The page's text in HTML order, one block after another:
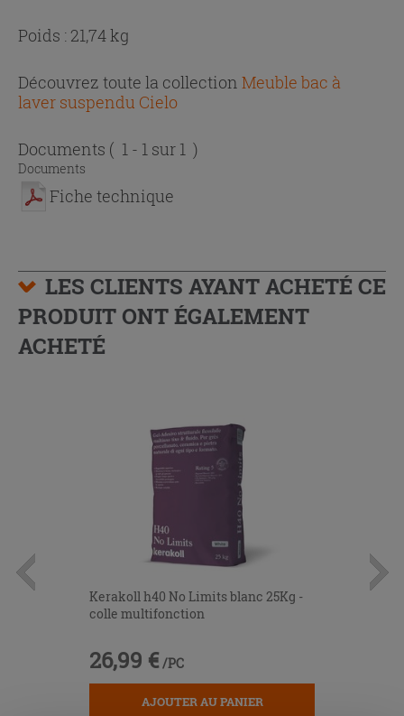
Poids : 21,74 kg
Découvrez toute la collection Meuble bac à
laver suspendu Cielo
Documents ( 1 - 1 sur 1 )
Documents
Fiche technique
LES CLIENTS AYANT ACHETÉ CE
PRODUIT ONT ÉGALEMENT
ACHETÉ
Kerakoll h40 No Limits blanc 25Kg -
colle multifonction
26,99 € /PC
AJOUTER AU PANIER